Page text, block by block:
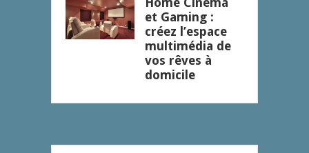
et Gaming :
créez l’espace
multimédia de
vos rêves à
domicile